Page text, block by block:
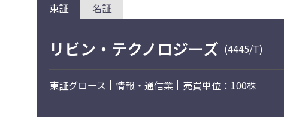
東証 名証
リビン・テクノロジーズ (4445/T)
東証グロース 情報・通信業 売買単位：100株